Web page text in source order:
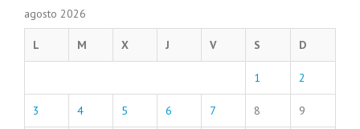
agosto 2026
L M X J V S D
1 2
3 4 5 6 7 8 9